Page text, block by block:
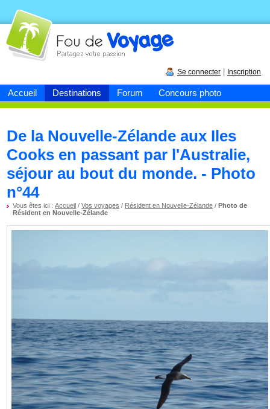
Accueil Destinations Forum Concours photo
Fou devoyage
Se connecter Inscription
De la Nouvelle-Zélande aux Iles
Cooks en passant par l'Australie,
séjour au bout du monde. - Photo
n°44
Vous êtes ici :Accueil /Vos voyages / Résident en Nouvelle-Zélande /Photo de
Résident en Nouvelle-Zélande